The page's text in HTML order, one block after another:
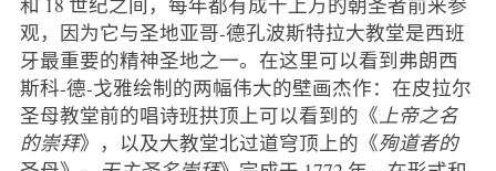
观，因为它与圣地亚哥-德孔波斯特拉大教堂是西班
牙最重要的精神圣地之一。在这里可以看到弗朗西
斯科-德-戈雅绘制的两幅伟大的壁画杰作：在皮拉尔
圣母教堂前的唱诗班拱顶上可以看到的《 上帝之名
的崇拜》，以及大教堂北过道穹顶上的《殉道者的